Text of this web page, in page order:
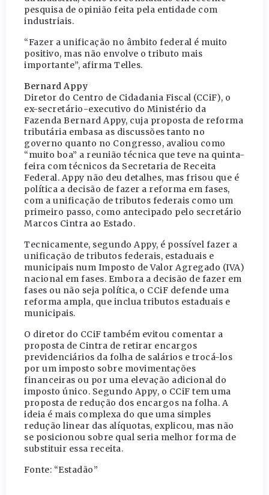
pesquisa de opinião feita pela entidade com
industriais.
“Fazer a unificação no âmbito federal é muito
positivo, mas não envolve o tributo mais
importante”, afirma Telles.
Bernard Appy
Diretor do Centro de Cidadania Fiscal (CCiF), o
ex-secretário-executivo do Ministério da
Fazenda Bernard Appy, cuja proposta de reforma
tributária embasa as discussões tanto no
governo quanto no Congresso, avaliou como
“muito boa” a reunião técnica que teve na quinta-
feira com técnicos da Secretaria de Receita
Federal. Appy não deu detalhes, mas frisou que é
política a decisão de fazer a reforma em fases,
com a unificação de tributos federais como um
primeiro passo, como antecipado pelo secretário
Marcos Cintra ao Estado.
Tecnicamente, segundo Appy, é possível fazer a
unificação de tributos federais, estaduais e
municipais num Imposto de Valor Agregado (IVA)
nacional em fases. Embora a decisão de fazer em
fases ou não seja política, o CCiF defende uma
reforma ampla, que inclua tributos estaduais e
municipais.
O diretor do CCiF também evitou comentar a
proposta de Cintra de retirar encargos
previdenciários da folha de salários e trocá-los
por um imposto sobre movimentações
financeiras ou por uma elevação adicional do
imposto único. Segundo Appy, o CCiF tem uma
proposta de redução dos encargos na folha. A
ideia é mais complexa do que uma simples
redução linear das alíquotas, explicou, mas não
se posicionou sobre qual seria melhor forma de
substituir essa receita.
Fonte: “Estadão”